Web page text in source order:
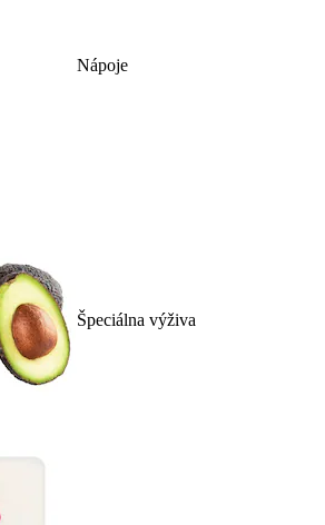
Nápoje
Špeciálna výživa